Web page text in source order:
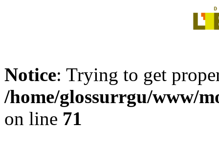
Notice: Trying to get
/home/glossurrgu/www/
on line 71